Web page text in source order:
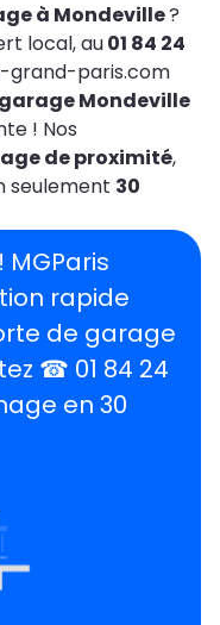
à Mondeville?
local, au01 84 24
grand-paris.com
Mondeville
! Nos
de proximité,
seulement 30
rapide
de garage
☎ 01 84 24
en 30